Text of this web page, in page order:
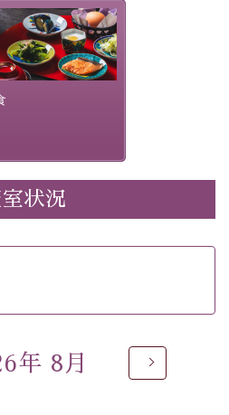
ティをご用意
ックアウト10時
）
をはじめとした和定食
化の進みが遅く新鮮で若返り
な源泉です。身も心も癒され
防カビの特殊素材の畳を使
した和食膳に使わ
、諏訪の名産品を
取り入れ、安心・
けた長野県産...
状況
年 8月